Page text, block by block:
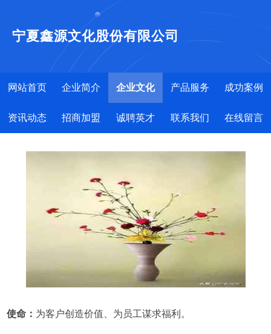
宁夏鑫源文化股份有限公司
网站首页 企业简介 企业文化 产品服务 成功案例
资讯动态 招商加盟 诚聘英才 联系我们 在线留言
使命： 为客户创造价值、为员工谋求福利。